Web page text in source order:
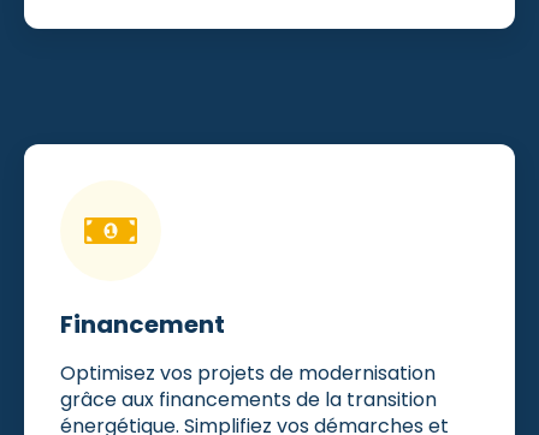
Financement
Optimisez vos projets de modernisation
grâce aux financements de la transition
énergétique. Simplifiez vos démarches et